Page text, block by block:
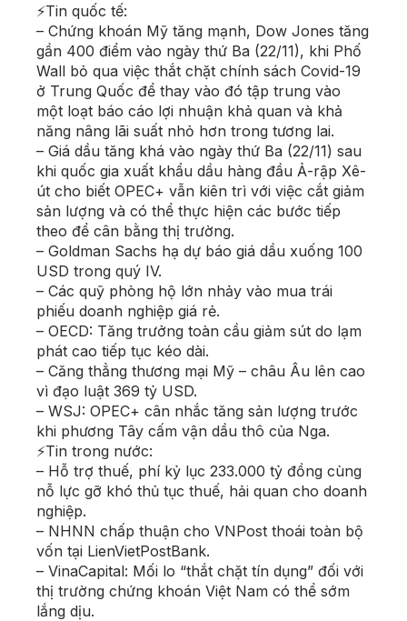
⚡Tin quốc tế:
– Chứng khoán Mỹ tăng mạnh, Dow Jones tăng
gần 400 điểm vào ngày thứ Ba (22/11), khi Phố
Wall bỏ qua việc thắt chặt chính sách Covid-19
ở Trung Quốc để thay vào đó tập trung vào
một loạt báo cáo lợi nhuận khả quan và khả
năng nâng lãi suất nhỏ hơn trong tương lai.
– Giá dầu tăng khá vào ngày thứ Ba (22/11) sau
khi quốc gia xuất khẩu dầu hàng đầu Ả-rập Xê-
út cho biết OPEC+ vẫn kiên trì với việc cắt giảm
sản lượng và có thể thực hiện các bước tiếp
theo để cân bằng thị trường.
– Goldman Sachs hạ dự báo giá dầu xuống 100
USD trong quý IV.
– Các quỹ phòng hộ lớn nhảy vào mua trái
phiếu doanh nghiệp giá rẻ.
– OECD: Tăng trưởng toàn cầu giảm sút do lạm
phát cao tiếp tục kéo dài.
– Căng thẳng thương mại Mỹ – châu Âu lên cao
vì đạo luật 369 tỷ USD.
– WSJ: OPEC+ cân nhắc tăng sản lượng trước
khi phương Tây cấm vận dầu thô của Nga.
⚡Tin trong nước:
– Hỗ trợ thuế, phí kỷ lục 233.000 tỷ đồng cùng
nỗ lực gỡ khó thủ tục thuế, hải quan cho doanh
nghiệp.
– NHNN chấp thuận cho VNPost thoái toàn bộ
vốn tại LienVietPostBank.
– VinaCapital: Mối lo “thắt chặt tín dụng” đối với
thị trường chứng khoán Việt Nam có thể sớm
lắng dịu.